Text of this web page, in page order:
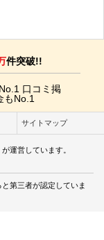
件突破!!
サイトマップ
運営しています。
第三者が認定していま